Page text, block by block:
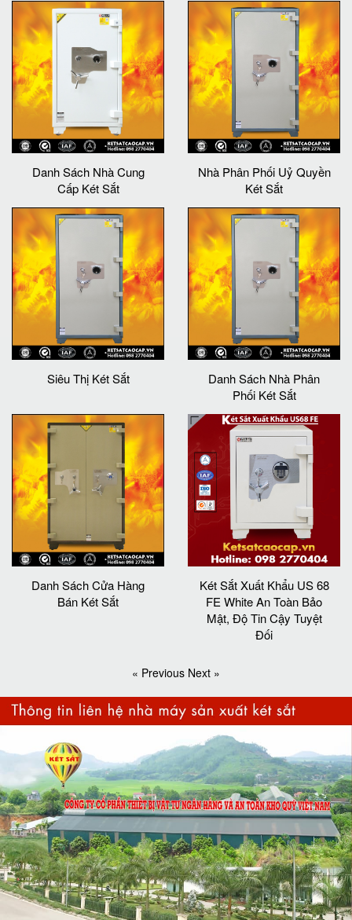
Danh Sách Nhà Cung
Cấp Két Sắt
Nhà Phân Phối Uỷ Quyền
Két Sắt
Siêu Thị Két Sắt
Danh Sách Nhà Phân
Phối Két Sắt
Danh Sách Cửa Hàng
Bán Két Sắt
Két Sắt Xuất Khẩu US 68
FE White An Toàn Bảo
Mật, Độ Tin Cậy Tuyệt
Đối
« Previous Next »